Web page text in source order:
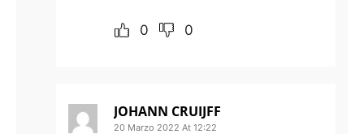
0 0
JOHANN CRUIJFF
20 Marzo 2022 At 12:22